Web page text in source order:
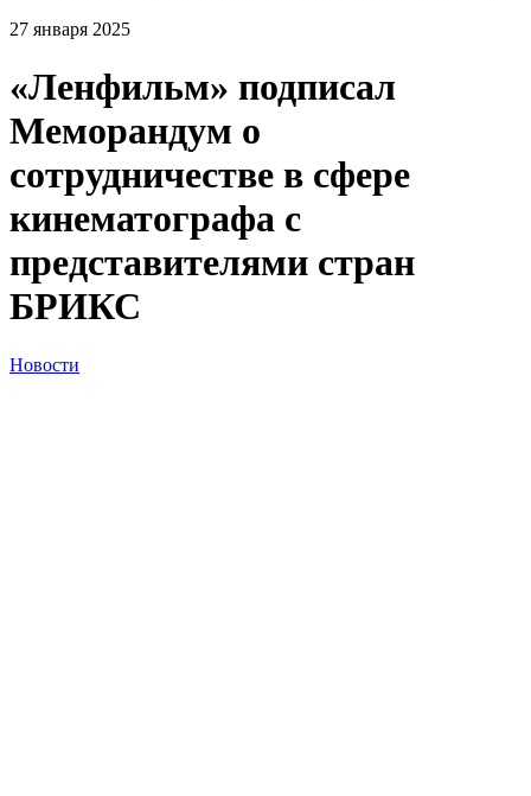
27 января 2025
«Ленфильм» подписал
Меморандум о
сотрудничестве в сфере
кинематографа с
представителями стран
БРИКС
Новости